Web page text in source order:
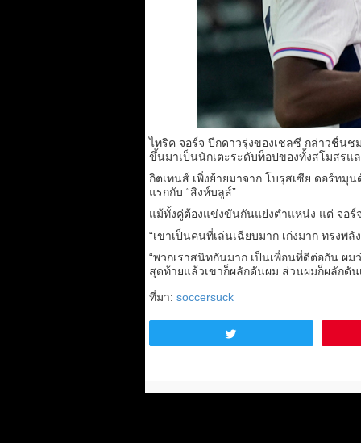
ไทริค จอร์จ ปีกดาวรุ่งของเชลซี กล่าวชื่นช
ขึ้นมาเป็นนักเตะระดับท็อปของทั้งสโมสรแ
กิตเทนส์ เพิ่งย้ายมาจาก โบรุสเซีย ดอร์ทมุ
แรกกับ “สิงห์บลูส์”
แม้ทั้งคู่ต้องแข่งขันกันแย่งตำแหน่ง แต่ จอ
“เขาเป็นคนที่เล่นเฉียบมาก เก่งมาก ทรงพ
“พวกเราสนิทกันมาก เป็นเพื่อนที่ดีต่อกัน ผ
สุดท้ายแล้วเขาก็ผลักดันผม ส่วนผมก็ผลักดั
ที่มา: soccersuck